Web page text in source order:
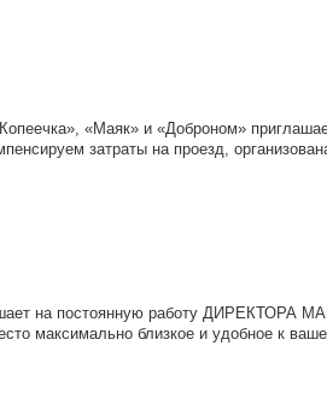
«Маяк» и «Доброном»
затраты на проезд,
на постоянную работу ДИРЕКТОРА
максимально близкое и удобное к